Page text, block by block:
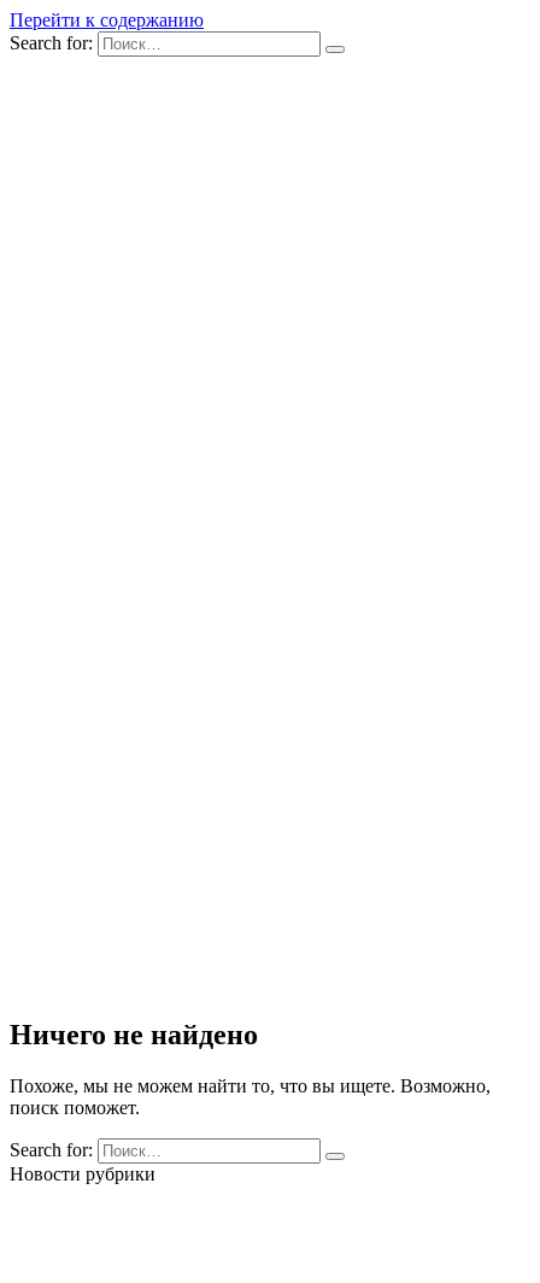
Перейти к содержанию
Search for:
Ничего не найдено
Похоже, мы не можем найти то, что вы ищете. Возможно,
поиск поможет.
Search for:
Новости рубрики